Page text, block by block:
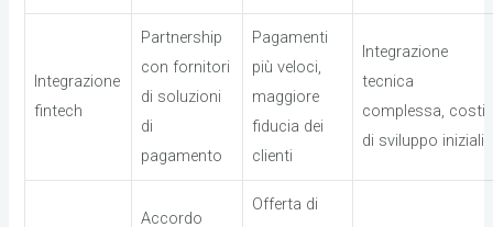
Integrazione
fintech
Partnership
con fornitori
di soluzioni
di
pagamento
Pagamenti
più veloci,
maggiore
fiducia dei
clienti
Integrazione
tecnica
complessa, costi
di sviluppo iniziali
Accordo
Offerta di